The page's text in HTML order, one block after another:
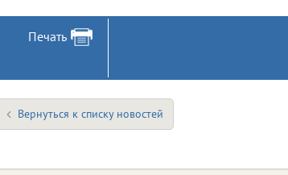
Печать
Вернуться к списку новостей